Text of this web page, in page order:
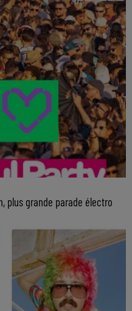
plus grande parade électro